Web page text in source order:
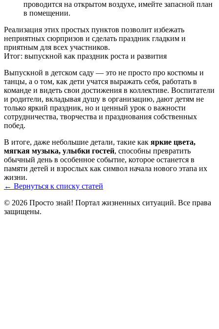
проводится на открытом воздухе, имейте запасной план
в помещении.
Реализация этих простых пунктов позволит избежать
неприятных сюрпризов и сделать праздник гладким и
приятным для всех участников.
Итог: выпускной как праздник роста и развития
Выпускной в детском саду — это не просто про костюмы и
танцы, а о том, как дети учатся выражать себя, работать в
команде и видеть свои достижения в коллективе. Воспитатели
и родители, вкладывая душу в организацию, дают детям не
только яркий праздник, но и ценный урок о важности
сотрудничества, творчества и празднования собственных
побед.
В итоге, даже небольшие детали, такие как яркие цвета,
мягкая музыка, улыбки гостей, способны превратить
обычный день в особенное событие, которое останется в
памяти детей и взрослых как символ начала нового этапа их
жизни.
← Вернуться к списку статей
© 2026 Просто знай! Портал жизненных ситуаций. Все права
защищены.